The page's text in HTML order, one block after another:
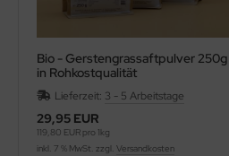
Bio - Gerstengrassaftpulver 250g
in Rohkostqualität
Lieferzeit: 3 - 5 Arbeitstage
29,95 EUR
119,80 EUR pro 1kg
inkl. 7 % MwSt. zzgl. Versandkosten